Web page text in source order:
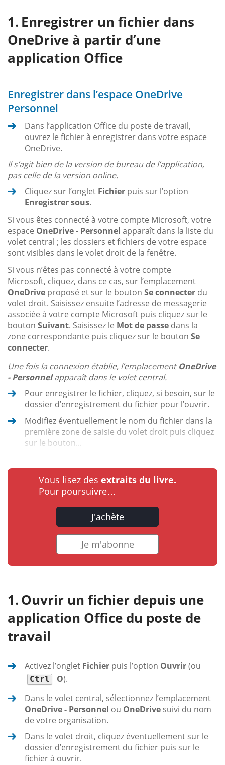
Enregistrer un fichier dans
OneDrive à partir d’une
application Office
Enregistrer dans l’espace OneDrive
Personnel
Dans l’application Office du poste de travail,
ouvrez le fichier à enregistrer dans votre espace
OneDrive.
Il s’agit bien de la version de bureau de l’application,
pas celle de la version online.
Cliquez sur l’onglet Fichier puis sur l’option
Enregistrer sous.
Si vous êtes connecté à votre compte Microsoft, votre
espace OneDrive - Personnel apparaît dans la liste du
volet central ; les dossiers et fichiers de votre espace
sont visibles dans le volet droit de la fenêtre.
Si vous n’êtes pas connecté à votre compte
Microsoft, cliquez, dans ce cas, sur l’emplacement
OneDrive proposé et sur le bouton Se connecter du
volet droit. Saisissez ensuite l’adresse de messagerie
associée à votre compte Microsoft puis cliquez sur le
bouton Suivant. Saisissez le Mot de passe dans la
zone correspondante puis cliquez sur le bouton Se
connecter.
Une fois la connexion établie, l’emplacementOneDrive
- Personnelapparaît dans le volet central.
Pour enregistrer le fichier, cliquez, si besoin, sur le
dossier d’enregistrement du fichier pour l’ouvrir.
Modifiez éventuellement le nom du fichier dans la
première zone de saisie du volet droit puis cliquez
sur le bouton...
Vous lisez des extraits du livre.
Pour poursuivre…
J'achète
Je m'abonne
Ouvrir un fichier depuis une
application Office du poste de
travail
Activez l’onglet Fichier puis l’option Ouvrir(ou
Ctrl O).
Dans le volet central, sélectionnez l’emplacement
OneDrive - Personnel ou OneDrive suivi du nom
de votre organisation.
Dans le volet droit, cliquez éventuellement sur le
dossier d’enregistrement du fichier puis sur le
fichier à ouvrir.